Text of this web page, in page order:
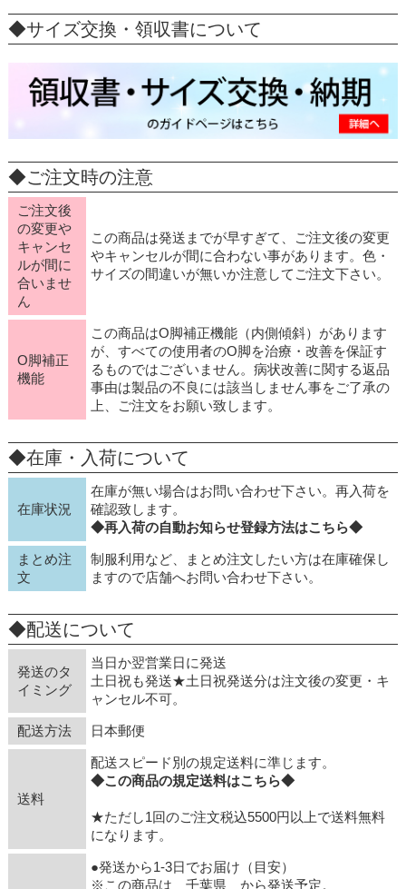
◆サイズ交換・領収書について
◆ご注文時の注意
ご注文後
の変更や
キャンセ
ルが間に
合いませ
ん
この商品は発送までが早すぎて、ご注文後の変更
やキャンセルが間に合わない事があります。色・
サイズの間違いが無いか注意してご注文下さい。
O脚補正
機能
この商品はO脚補正機能（内側傾斜）があります
が、すべての使用者のO脚を治療・改善を保証す
るものではございません。病状改善に関する返品
事由は製品の不良には該当しません事をご了承の
上、ご注文をお願い致します。
◆在庫・入荷について
在庫状況
在庫が無い場合はお問い合わせ下さい。再入荷を
確認致します。
◆再入荷の自動お知らせ登録方法はこちら◆
まとめ注
文
制服利用など、まとめ注文したい方は在庫確保し
ますので店舗へお問い合わせ下さい。
◆配送について
発送のタ
イミング
当日か翌営業日に発送
土日祝も発送★土日祝発送分は注文後の変更・キ
ャンセル不可。
配送方法 日本郵便
送料
配送スピード別の規定送料に準じます。
◆この商品の規定送料はこちら◆
★ただし1回のご注文税込5500円以上で送料無料
になります。
●発送から1-3日でお届け（目安）
※この商品は 千葉県 から発送予定。